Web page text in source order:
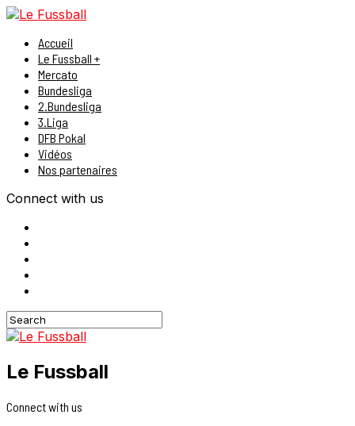
Accueil
Le Fussball +
Mercato
Bundesliga
2.Bundesliga
3.Liga
DFB Pokal
Vidéos
Nos partenaires
Connect with us
Le Fussball
Connect with us